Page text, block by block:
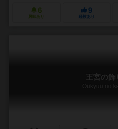
6
興味あり
9
経験あり
王宮の飾
Oukyuu no